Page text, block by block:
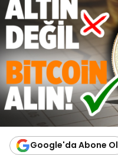
Google'da Abone Ol